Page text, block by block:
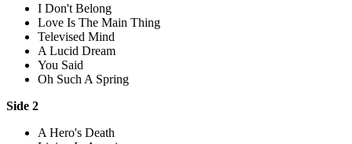
I Don't Belong
Love Is The Main Thing
Televised Mind
A Lucid Dream
You Said
Oh Such A Spring
Side 2
A Hero's Death